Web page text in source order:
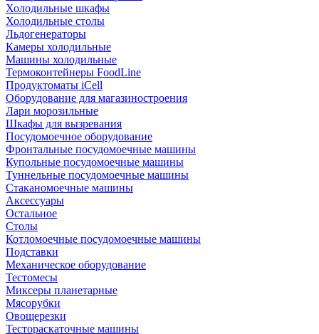
Холодильные шкафы
Холодильные столы
Льдогенераторы
Камеры холодильные
Машины холодильные
Термоконтейнеры FoodLine
Продуктоматы iCell
Оборудование для магазиностроения
Лари морозильные
Шкафы для вызревания
Посудомоечное оборудование
Фронтальные посудомоечные машины
Купольные посудомоечные машины
Туннельные посудомоечные машины
Стаканомоечные машины
Аксессуары
Остальное
Столы
Котломоечные посудомоечные машины
Подставки
Механическое оборудование
Тестомесы
Миксеры планетарные
Мясорубки
Овощерезки
Тестораскаточные машины